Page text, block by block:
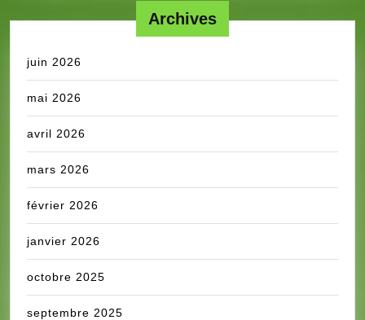
Archives
juin 2026
mai 2026
avril 2026
mars 2026
février 2026
janvier 2026
octobre 2025
septembre 2025